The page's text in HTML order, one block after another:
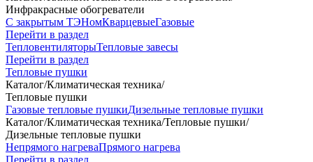
Инфракрасные обогреватели
С закрытым ТЭНомКварцевыеГазовые
Перейти в раздел
ТепловентиляторыТепловые завесы
Перейти в раздел
Тепловые пушки
Каталог/Климатическая техника/
Тепловые пушки
Газовые тепловые пушкиДизельные тепловые пушки
Каталог/Климатическая техника/Тепловые пушки/
Дизельные тепловые пушки
Непрямого нагреваПрямого нагрева
Перейти в раздел